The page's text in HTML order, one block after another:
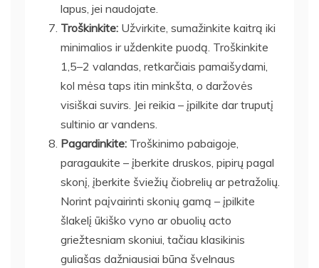
lapus, jei naudojate.
Troškinkite: Užvirkite, sumažinkite kaitrą iki
minimalios ir uždenkite puodą. Troškinkite
1,5–2 valandas, retkarčiais pamaišydami,
kol mėsa taps itin minkšta, o daržovės
visiškai suvirs. Jei reikia – įpilkite dar truputį
sultinio ar vandens.
Pagardinkite: Troškinimo pabaigoje,
paragaukite – įberkite druskos, pipirų pagal
skonį, įberkite šviežių čiobrelių ar petražolių.
Norint paįvairinti skonių gamą – įpilkite
šlakelį ūkiško vyno ar obuolių acto
griežtesniam skoniui, tačiau klasikinis
guliašas dažniausiai būna švelnaus